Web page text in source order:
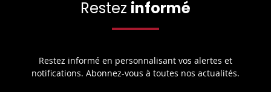
Restez informé
Restez informé en personnalisant vos alertes et
notifications. Abonnez-vous à toutes nos actualités.